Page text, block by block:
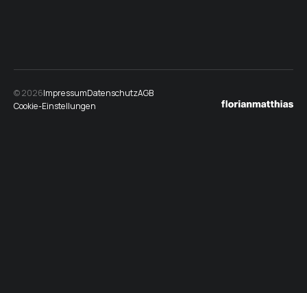
© 2026ImpressumDatenschutzAGB
Cookie-Einstellungen